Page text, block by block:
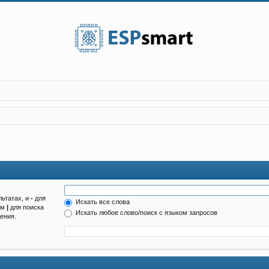
и - для
| для поиска
Искать все слова
Искать любое слово/поиск с языком запросов